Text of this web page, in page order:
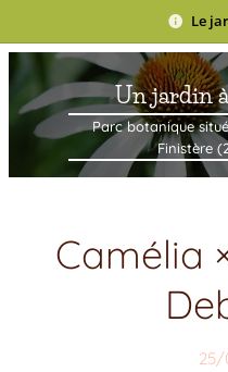
Le
Un jardin
Parc botanique
Finistère
Camélia
25/